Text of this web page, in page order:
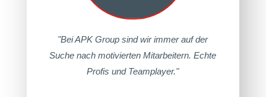
"Bei APK Group sind wir immer auf der
Suche nach motivierten Mitarbeitern. Echte
Profis und Teamplayer."